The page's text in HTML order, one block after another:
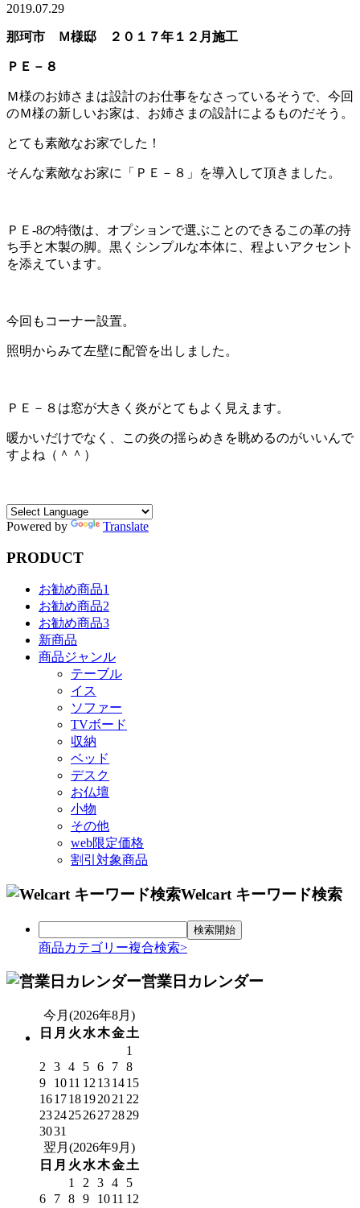
2019.07.29
那珂市 Ｍ様邸 ２０１７年１２月施工
ＰＥ－８
Ｍ様のお姉さまは設計のお仕事をなさっているそうで、今回
のＭ様の新しいお家は、お姉さまの設計によるものだそう。
とても素敵なお家でした！
そんな素敵なお家に「ＰＥ－８」を導入して頂きました。
ＰＥ-8の特徴は、オプションで選ぶことのできるこの革の持
ち手と木製の脚。黒くシンプルな本体に、程よいアクセント
を添えています。
今回もコーナー設置。
照明からみて左壁に配管を出しました。
ＰＥ－８は窓が大きく炎がとてもよく見えます。
暖かいだけでなく、この炎の揺らめきを眺めるのがいいんで
すよね（＾＾）
Powered by Translate
PRODUCT
お勧め商品1
お勧め商品2
お勧め商品3
新商品
商品ジャンル
テーブル
イス
ソファー
TVボード
収納
ベッド
デスク
お仏壇
小物
その他
web限定価格
割引対象商品
Welcart キーワード検索
商品カテゴリー複合検索>
営業日カレンダー
今月(2026年8月)
日 月 火 水木金土
1
2
3 4 5 6 7 8
9
1011 12 131415
161718192021 22
23242526272829
3031
翌月(2026年9月)
日 月 火 水木金土
1
2 3 4
5
6
7 8 9 1011 12